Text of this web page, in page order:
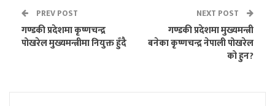
PREV POST
गण्डकी प्रदेशमा कृष्णचन्द्र
पोखरेल मुख्यमन्त्रीमा नियुक्त हुँदै
NEXT POST
गण्डकी प्रदेशमा मुख्यमन्त्री
बनेका कृष्णचन्द्र नेपाली पोखरेल
को हुन?